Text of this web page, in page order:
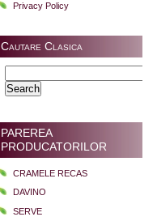
Privacy Policy
Cautare Clasica
for:
PAREREA
PRODUCATORILOR
CRAMELE RECAS
DAVINO
SERVE